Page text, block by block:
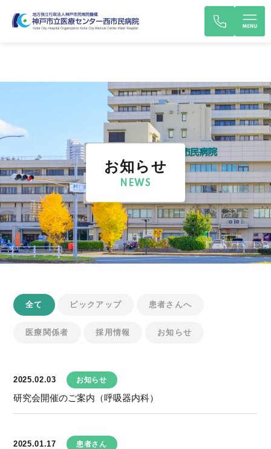
お知らせ
NEWS
全て ピックアップ 患者さんへ
医療関係者 採用情報 お知らせ
2025.02.03 お知らせ
研究会開催のご案内（呼吸器内科）
2025.01.17 患者さん